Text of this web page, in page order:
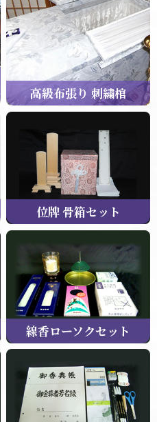
高級布張り 刺繍棺
位牌 骨箱セット
線香ローソクセット